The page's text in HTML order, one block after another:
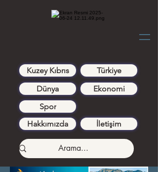
Kuzey Kıbrıs
Türkiye
Dünya
Ekonomi
Spor
Hakkımızda
İletişim